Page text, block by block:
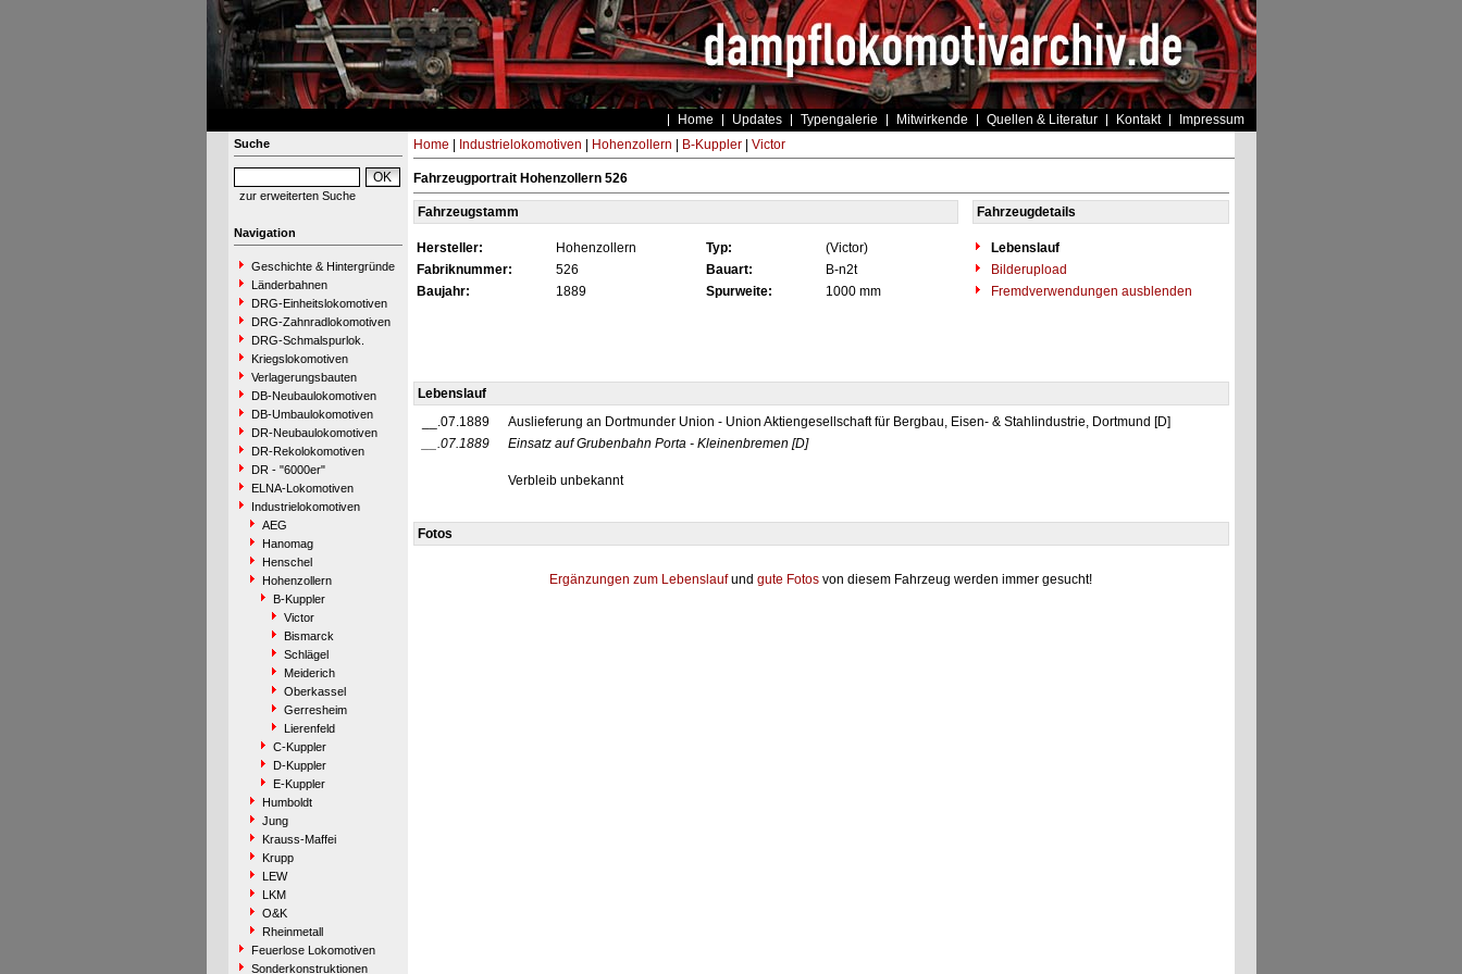
Home Updates Typengalerie Mitwirkende Quellen & Literatur Kontakt Impressum
Suche
zur erweiterten Suche
Navigation
Geschichte & Hintergründe
Länderbahnen
DRG-Einheitslokomotiven
DRG-Zahnradlokomotiven
DRG-Schmalspurlok.
Kriegslokomotiven
Verlagerungsbauten
DB-Neubaulokomotiven
DB-Umbaulokomotiven
DR-Neubaulokomotiven
DR-Rekolokomotiven
DR - "6000er"
ELNA-Lokomotiven
Industrielokomotiven
AEG
Hanomag
Henschel
Hohenzollern
B-Kuppler
Victor
Bismarck
Schlägel
Meiderich
Oberkassel
Gerresheim
Lierenfeld
C-Kuppler
D-Kuppler
E-Kuppler
Humboldt
Jung
Krauss-Maffei
Krupp
LEW
LKM
O&K
Rheinmetall
Feuerlose Lokomotiven
Sonderkonstruktionen
Home Industrielokomotiven Hohenzollern B-Kuppler| Victor
Fahrzeugportrait Hohenzollern 526
Fahrzeugstamm Fahrzeugdetails
Hersteller: Hohenzollern Typ: (Victor)
Lebenslauf
Fabriknummer:
526 Bauart: B-n2t
Bilderupload
Baujahr:
1889 Spurweite: 1000 mm Fremdverwendungen ausblenden
Lebenslauf
__.07.1889
Auslieferung an Dortmunder Union - Union Aktiengesellschaft für Bergbau, Eisen- & Stahlindustrie, Dortmund [D]
__.07.1889
Einsatz auf Grubenbahn Porta - Kleinenbremen [D]
Verbleib unbekannt
Fotos
Ergänzungen zum Lebenslaufund gute Fotos von diesem Fahrzeug werden immer gesucht!